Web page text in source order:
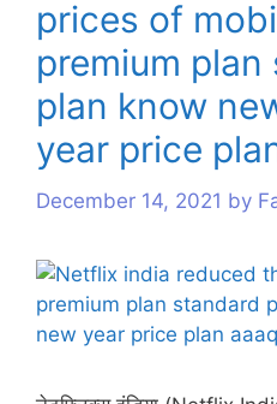
prices of
premium plan
plan know
year price
December 14, 2021 by
s